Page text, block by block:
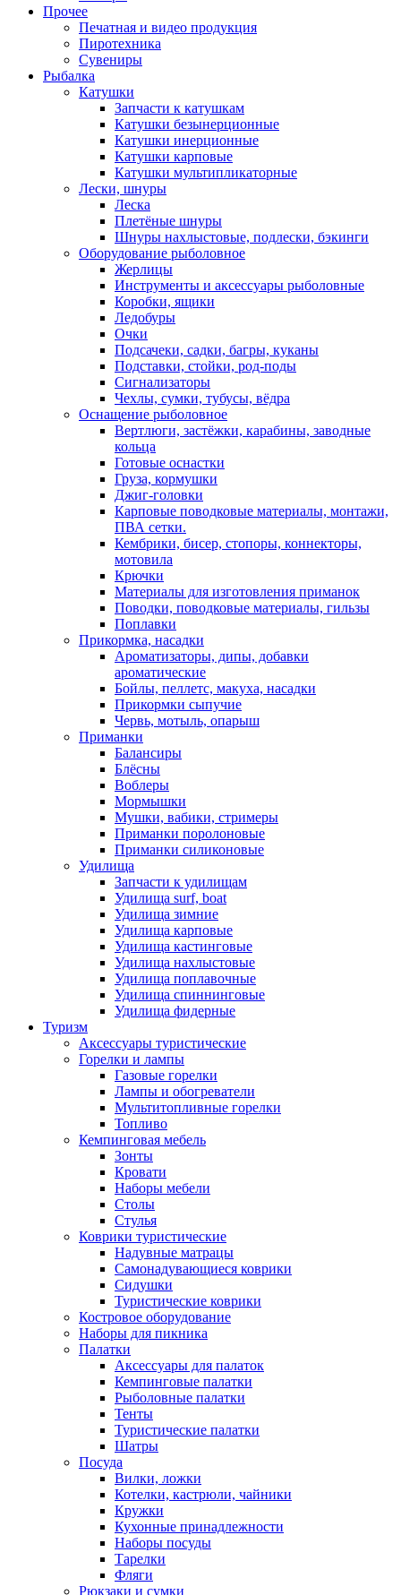
Прочее
Печатная и видео продукция
Пиротехника
Сувениры
Рыбалка
Катушки
Запчасти к катушкам
Катушки безынерционные
Катушки инерционные
Катушки карповые
Катушки мультипликаторные
Лески, шнуры
Леска
Плетёные шнуры
Шнуры нахлыстовые, подлески, бэкинги
Оборудование рыболовное
Жерлицы
Инструменты и аксессуары рыболовные
Коробки, ящики
Ледобуры
Очки
Подсачеки, садки, багры, куканы
Подставки, стойки, род-поды
Сигнализаторы
Чехлы, сумки, тубусы, вёдра
Оснащение рыболовное
Вертлюги, застёжки, карабины, заводные
кольца
Готовые оснастки
Груза, кормушки
Джиг-головки
Карповые поводковые материалы, монтажи,
ПВА сетки.
Кембрики, бисер, стопоры, коннекторы,
мотовила
Крючки
Материалы для изготовления приманок
Поводки, поводковые материалы, гильзы
Поплавки
Прикормка, насадки
Ароматизаторы, дипы, добавки
ароматические
Бойлы, пеллетс, макуха, насадки
Прикормки сыпучие
Червь, мотыль, опарыш
Приманки
Балансиры
Блёсны
Воблеры
Мормышки
Мушки, вабики, стримеры
Приманки поролоновые
Приманки силиконовые
Удилища
Запчасти к удилищам
Удилища surf, boat
Удилища зимние
Удилища карповые
Удилища кастинговые
Удилища нахлыстовые
Удилища поплавочные
Удилища спиннинговые
Удилища фидерные
Туризм
Аксессуары туристические
Горелки и лампы
Газовые горелки
Лампы и обогреватели
Мультитопливные горелки
Топливо
Кемпинговая мебель
Зонты
Кровати
Наборы мебели
Столы
Стулья
Коврики туристические
Надувные матрацы
Самонадувающиеся коврики
Сидушки
Туристические коврики
Костровое оборудование
Наборы для пикника
Палатки
Аксессуары для палаток
Кемпинговые палатки
Рыболовные палатки
Тенты
Туристические палатки
Шатры
Посуда
Вилки, ложки
Котелки, кастрюли, чайники
Кружки
Кухонные принадлежности
Наборы посуды
Тарелки
Фляги
Рюкзаки и сумки